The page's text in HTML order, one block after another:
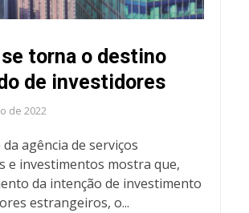
torna o destino
de investidores
de 2022
agência de serviços
e investimentos mostra que,
da intenção de investimento
estrangeiros, o...